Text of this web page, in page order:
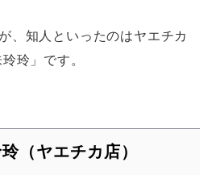
、知人といったのはヤエチカ
玲」です。
（ヤエチカ店）